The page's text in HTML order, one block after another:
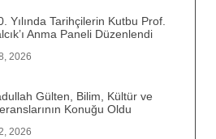
Yılında Tarihçilerin Kutbu Prof.
Anma Paneli Düzenlendi
2026
Gülten, Bilim, Kültür ve
Konuğu Oldu
2026